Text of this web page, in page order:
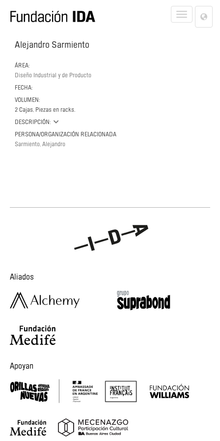
Toggle
Alejandro Sarmiento
ÁREA:
Diseño Industrial y de Producto
FECHA:
VOLUMEN:
2 Cajas, Piezas en racks.
DESCRIPCIÓN:
PERSONA/ORGANIZACIÓN RELACIONADA
Sarmiento, Alejandro
Aliados
Apoyan